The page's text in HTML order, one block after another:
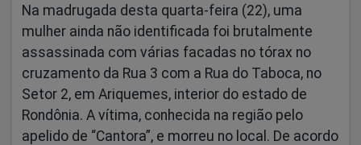
Na madrugada desta quarta-feira (22), uma
mulher ainda não identificada foi brutalmente
assassinada com várias facadas no tórax no
cruzamento da Rua 3 com a Rua do Taboca, no
Setor 2, em Ariquemes, interior do estado de
Rondônia. A vítima, conhecida na região pelo
apelido de “Cantora”, e morreu no local. De acordo